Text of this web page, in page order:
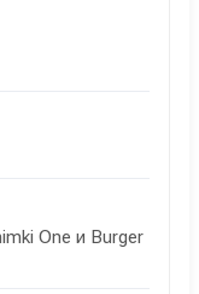
One и Burger